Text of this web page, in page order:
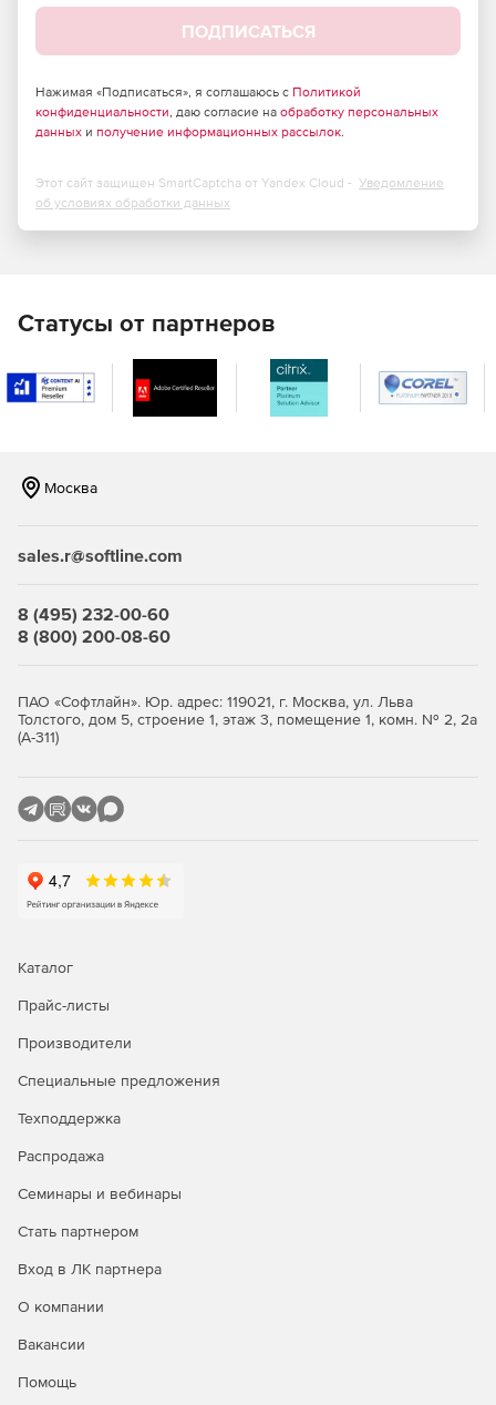
Редакции Retrospect for Windows:
сетевых серверов, настольных ПК и ноутбуков с ОС
Windows, Mac и Linux с единого хост-компьютера, где
установлено ПО Retrospect. Реализована поддержка
Single Server– позволяет защищать один сервер и
Windows, Mac или Linux. Реализована поддержка
аппаратных дисковых и ленточных хранилищ.
Small Business Server
– позволяет защищать до двух
компьютера, где установлено ПО Retrospect. Редакция
ленточные хранилища.
помощью логического, сетевого и облачного
дискового хранилища.
Professional 5-Client
серверный настольный ПК Windows и до пяти
Простота в использовании и автоматизация
стратегии резервирования данных.
Самостоятельное обнаружение новых или не
приоритетное резервирование.
малому и среднему бизнесу функционал и
необходимости выделять сотрудников под управление
Гибкое резервирование и восстановление,
сетевые диски.
для небольших и средних организаций, которые могут
ПОДПИСАТЬСЯ
Нажимая «Подписаться», я соглашаюсь с Политикой
конфиденциальности, даю согласие на обработку персональных
данных и получение информационных рассылок.
Этот сайт защищен SmartCaptcha от Yandex Cloud - Уведомление
об условиях обработки данных
Статусы от партнеров
Москва
sales.r@softline.com
8 (495) 232-00-60
8 (800) 200-08-60
ПАО «Софтлайн». Юр. адрес: 119021, г. Москва, ул. Льва
Толстого, дом 5, строение 1, этаж 3, помещение 1, комн. № 2, 2а
(А-311)
Каталог
Прайс-листы
Производители
Специальные предложения
Техподдержка
Распродажа
Семинары и вебинары
Стать партнером
Вход в ЛК партнера
О компании
Вакансии
Помощь